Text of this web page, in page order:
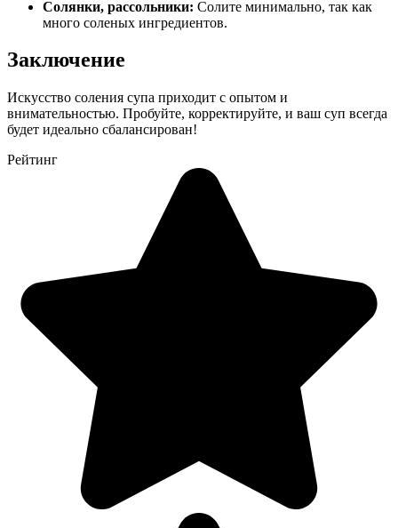
Солянки, рассольники: Солите минимально, так как
много соленых ингредиентов.
Заключение
Искусство соления супа приходит с опытом и
внимательностью. Пробуйте, корректируйте, и ваш суп всегда
будет идеально сбалансирован!
Рейтинг